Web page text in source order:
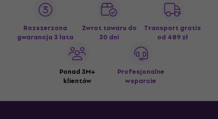
Rozszerzona
gwarancja 3 lata
Zwrot towaru do
30 dni
Transport gratis
od 489 zł
Ponad 3M+
klientów
Profesjonalne
wsparcie